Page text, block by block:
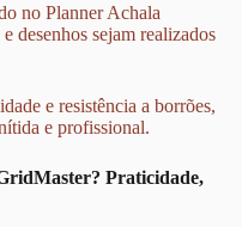
no Planner Achala
e desenhos sejam realizados
e resistência a borrões,
e profissional.
Praticidade,